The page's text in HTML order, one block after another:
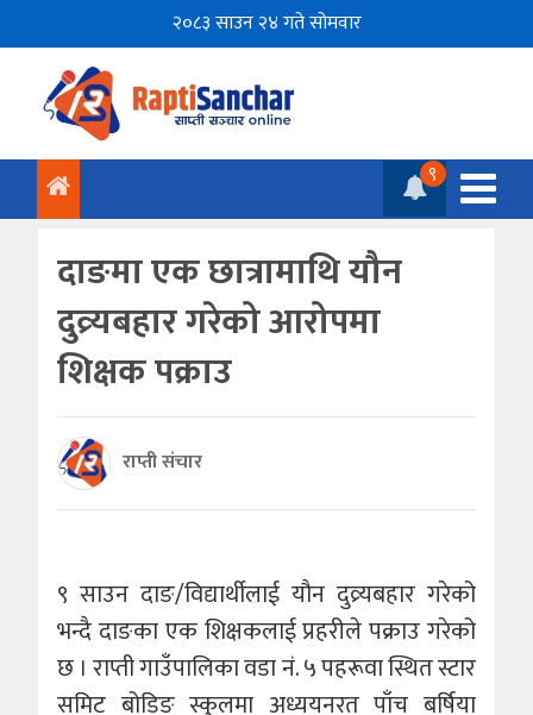
२०८३ साउन २४ गते सोमवार
९
दाङमा एक छात्रामाथि यौन
दुव्र्यबहार गरेको आरोपमा
शिक्षक पक्राउ
राप्ती संचार
९ साउन दाङ/विद्यार्थीलाई यौन दुव्र्यबहार गरेको
भन्दै दाङका एक शिक्षकलाई प्रहरीले पक्राउ गरेको
छ । राप्ती गाउँपालिका वडा नं. ५ पहरूवा स्थित स्टार
समिट बोडिङ स्कुलमा अध्ययनरत पाँच बर्षिया